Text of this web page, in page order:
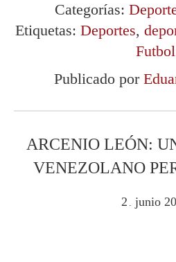
Categorías:
Etiquetas: Deportes,
Futbol
Publicado por
ARCENIO LEÓN:
VENEZOLANO
2 . junio